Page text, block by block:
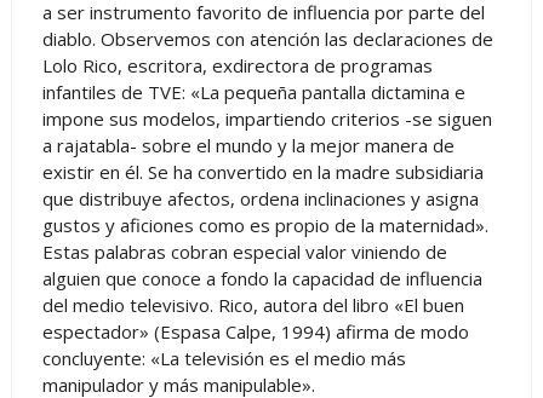
a ser instrumento favorito de influencia por parte del
diablo. Observemos con atención las declaraciones de
Lolo Rico, escritora, exdirectora de programas
infantiles de TVE: «La pequeña pantalla dictamina e
impone sus modelos, impartiendo criterios -se siguen
a rajatabla- sobre el mundo y la mejor manera de
existir en él. Se ha convertido en la madre subsidiaria
que distribuye afectos, ordena inclinaciones y asigna
gustos y aficiones como es propio de la maternidad».
Estas palabras cobran especial valor viniendo de
alguien que conoce a fondo la capacidad de influencia
del medio televisivo. Rico, autora del libro «El buen
espectador» (Espasa Calpe, 1994) afirma de modo
concluyente: «La televisión es el medio más
manipulador y más manipulable».